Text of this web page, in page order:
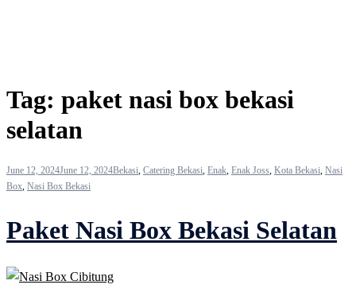
Tag: paket nasi box bekasi
selatan
June 12, 2024June 12, 2024Bekasi, Catering Bekasi, Enak, Enak Joss, Kota Bekasi, Nasi
Box, Nasi Box Bekasi
Paket Nasi Box Bekasi Selatan